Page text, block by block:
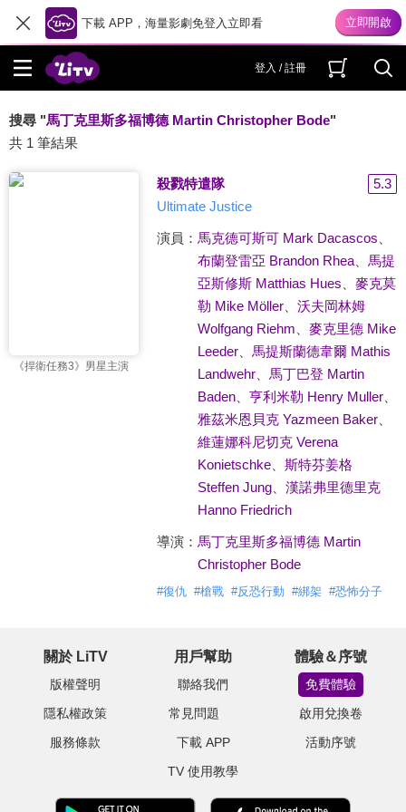
下載 APP，海量影劇免登入立即看
登入 / 註冊
搜尋 "馬丁克里斯多福博德 Martin Christopher Bode"
共 1 筆結果
《捍衛任務3》男星主演
殺戮特遣隊
5.3
Ultimate Justice
演員： 馬克德可斯可 Mark Dacascos
布蘭登雷亞 Brandon Rhea、 馬提
亞斯修斯 Matthias Hues
麥克莫
勒 Mike Möller、 沃夫岡林姆
Wolfgang Riehm
麥克里德 Mike
Leeder、 馬提斯蘭德韋爾 Mathis
Landwehr、 馬丁巴登 Martin
Baden、 亨利米勒 Henry Muller、
雅茲米恩貝克 Yazmeen Baker、
維蓮娜科尼切克 Verena
Konietschke、 斯特芬姜格
Steffen Jung、 漢諾弗里德里克
Hanno Friedrich
導演： 馬丁克里斯多福博德 Martin
Christopher Bode
#復仇 #槍戰 #反恐行動 #綁架 #恐怖分子
關於 LiTV
版權聲明
隱私權政策
服務條款
用戶幫助
聯絡我們
常見問題
下載 APP
TV 使用教學
體驗＆序號
免費體驗
啟用兌換卷
活動序號